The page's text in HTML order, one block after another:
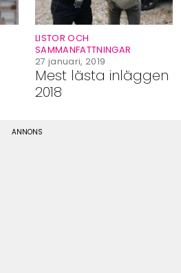
Mest lästa inläggen
2018
LISTOR OCH
SAMMANFATTNINGAR
27 januari, 2019